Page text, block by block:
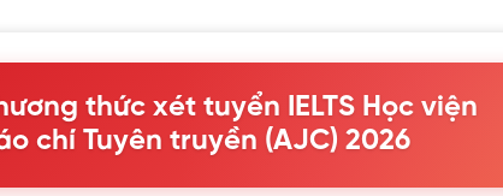
thức xét tuyển IELTS Học viện
chí Tuyên truyền (AJC) 2026